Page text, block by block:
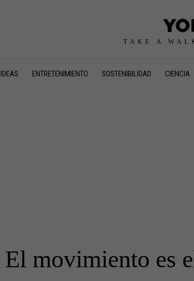
TAKE A
IDEAS ENTRETENIMIENTO SOSTENIBILIDAD CIENCIA
El movimiento es